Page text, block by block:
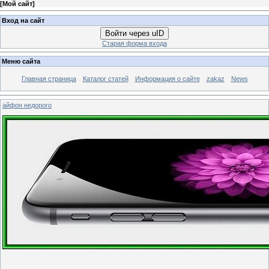
[Мой сайт]
Вход на сайт
Войти через uID
Старая форма входа
Меню сайта
Главная страница Каталог статей Информация о сайте zakaz News
айфон недорого